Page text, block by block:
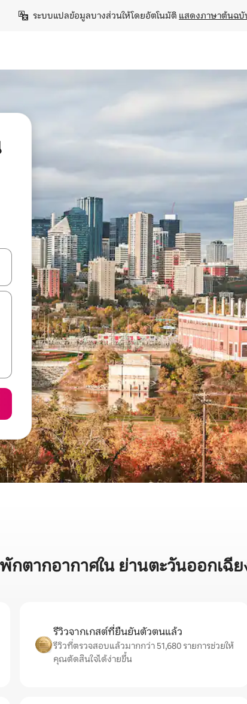
ระบบแปลข้อมูลบางส่วนให้โดยอัตโนมัติ แสดงภาษาต้นฉบั
ารค้นหา
กตากอากาศใน ย่านตะวันออกเฉี
รีวิวจากเกสต์ที่ยืนยันตัวตนแล้ว
รีวิวที่ตรวจสอบแล้วมากกว่า 51,680 รายการช่วยให้
คุณตัดสินใจได้ง่ายขึ้น